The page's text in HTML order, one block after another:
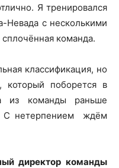
Я тренировался
Невада с несколькими
команда.
классификация, но
поборется в
из команды раньше
С нетерпением ждём
директор команды